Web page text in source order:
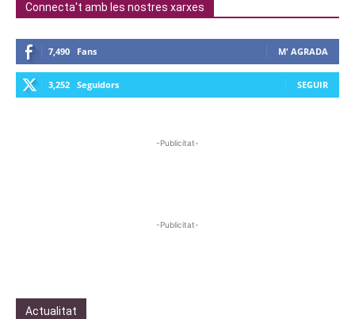
Connecta't amb les nostres xarxes
7,490 Fans M' AGRADA
3,252 Seguidors SEGUIR
-Publicitat-
-Publicitat-
Actualitat